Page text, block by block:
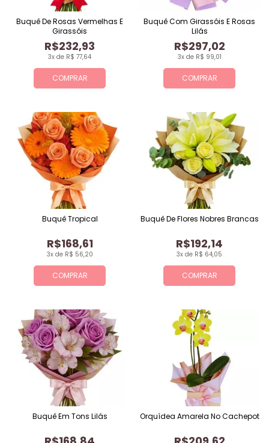
COMPRAR
3x de R$ 77,64
R$232,93
Buquê De Rosas Vermelhas E
Girassóis
COMPRAR
3x de R$ 99,01
R$297,02
Buquê Com Girassóis E Rosas
Lilás
COMPRAR
3x de R$ 56,20
R$168,61
Buquê Tropical
COMPRAR
3x de R$ 64,05
R$192,14
Buquê De Flores Nobres Brancas
Buquê Em Tons Lilás Orquídea Amarela No Cachepot